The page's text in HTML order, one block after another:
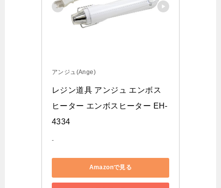
アンジュ(Ange)
レジン道具 アンジュ エンボス
ヒーター エンボスヒーター EH-
4334
-
Amazonで見る